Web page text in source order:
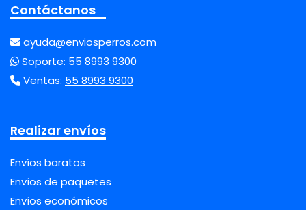
Contáctanos
ayuda@enviosperros.com
Soporte: 55 8993 9300
Ventas: 55 8993 9300
Realizar envíos
Envíos baratos
Envíos de paquetes
Envíos económicos